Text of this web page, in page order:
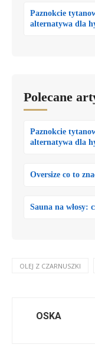
Paznokcie
alternatywa dla
Polecane
Paznokcie
alternatywa dla
Oversize co to
Sauna na włosy:
OLEJ Z CZARNUSZKI
OSKA